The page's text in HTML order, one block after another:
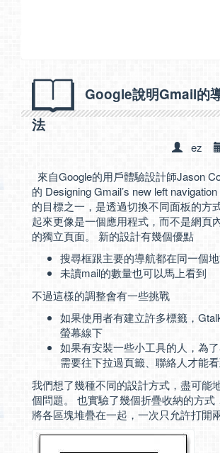
Google說明Gmail的
法
ez
來自Google的用戶體驗設計師Jason
的 Designing Gmail’s new left navigation
的目標之一，是透過切換不同面板的方
起來更像是一個應用程式，而不是網頁
的獨立頁面。 新的設計有幾個優點
搜尋框跟主要的導航都在同一個
未讀mail的數量也可以馬上看到
不過這樣的調整會有一些挑戰
如果使用者有建立許多標籤，
螢幕線下
如果有安裝一些小工具的人，為
需要往下拉過頁籤、聯絡人才能
我們想了幾種不同的設計方式，盡可能
個問題。 也實驗了幾個折疊收納的方式
將各區塊堆疊在一起，一次只允許打開